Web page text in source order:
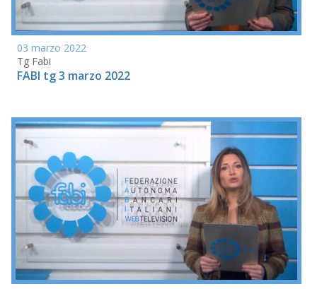
03 marzo 2022
Tg Fabi
FABI tg 3 marzo 2022